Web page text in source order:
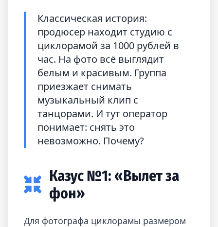
Классическая история:
продюсер находит студию с
циклорамой за 1000 рублей в
час. На фото всё выглядит
белым и красивым. Группа
приезжает снимать
музыкальный клип с
танцорами. И тут оператор
понимает: снять это
невозможно. Почему?
Казус №1: «Вылет за
фон»
Для фотографа циклорамы размером